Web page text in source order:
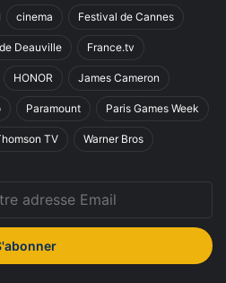
cinema Festival de Cannes
Deauville France.tv
HONOR James Cameron
Paramount Paris Games Week
TV Warner Bros